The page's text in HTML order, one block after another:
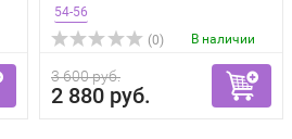
54-56
(0)
В наличии
3 600 руб.
2 880 руб.